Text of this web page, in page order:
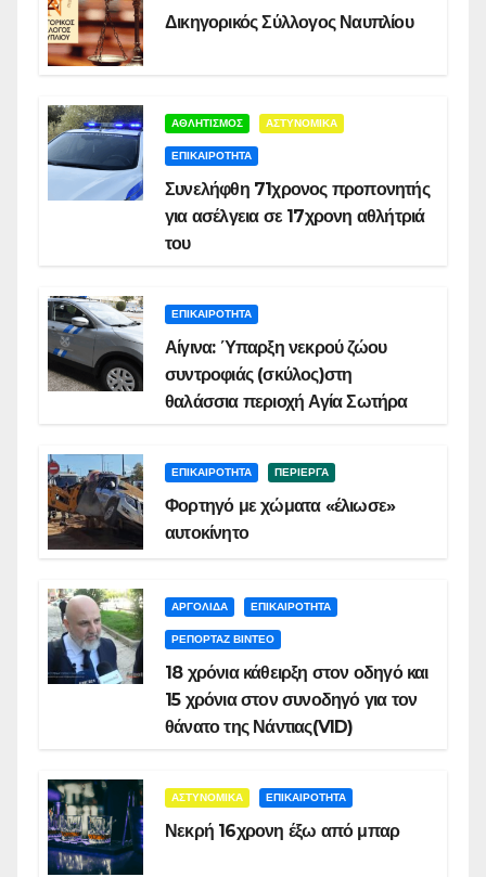
Δικηγορικός Σύλλογος Ναυπλίου
ΑΘΛΗΤΙΣΜΟΣ ΑΣΤΥΝΟΜΙΚΑ
ΕΠΙΚΑΙΡΟΤΗΤΑ
Συνελήφθη 71χρονος προπονητής
για ασέλγεια σε 17χρονη αθλήτριά
του
ΕΠΙΚΑΙΡΟΤΗΤΑ
Αίγινα: Ύπαρξη νεκρού ζώου
συντροφιάς (σκύλος)στη
θαλάσσια περιοχή Αγία Σωτήρα
ΕΠΙΚΑΙΡΟΤΗΤΑ ΠΕΡΙΕΡΓΑ
Φορτηγό με χώματα «έλιωσε»
αυτοκίνητο
ΑΡΓΟΛΙΔΑ ΕΠΙΚΑΙΡΟΤΗΤΑ
ΡΕΠΟΡΤΑΖ ΒΙΝΤΕΟ
18 χρόνια κάθειρξη στον οδηγό και
15 χρόνια στον συνοδηγό για τον
θάνατο της Νάντιας(VID)
ΑΣΤΥΝΟΜΙΚΑ ΕΠΙΚΑΙΡΟΤΗΤΑ
Νεκρή 16χρονη έξω από μπαρ